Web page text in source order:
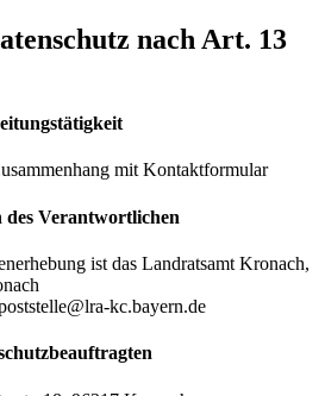
nach Art. 13
mit Kontaktformular
Verantwortlichen
ist das Landratsamt Kronach,
kc.bayern.de